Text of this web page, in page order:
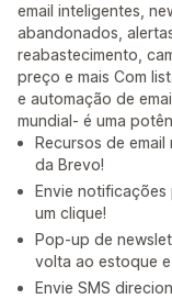
email inteligentes,
abandonados,
reabastecimento,
preço e mais Com
e automação de
mundial- é uma
Recursos de
da Brevo!
Envie
um clique!
Pop-up de
volta ao estoque e
Envie SMS